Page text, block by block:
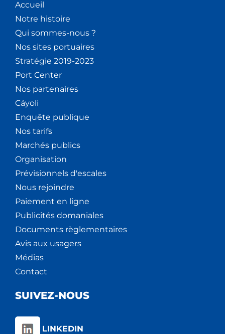
Accueil
Notre histoire
Qui sommes-nous ?
Nos sites portuaires
Stratégie 2019-2023
Port Center
Nos partenaires
Cáyoli
Enquête publique
Nos tarifs
Marchés publics
Organisation
Prévisionnels d'escales
Nous rejoindre
Paiement en ligne
Publicités domaniales
Documents règlementaires
Avis aux usagers
Médias
Contact
SUIVEZ-NOUS
LINKEDIN